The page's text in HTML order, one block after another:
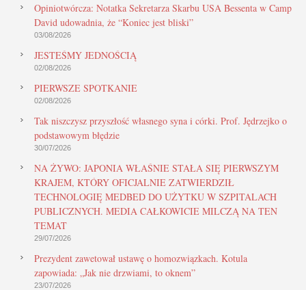
Opiniotwórcza: Notatka Sekretarza Skarbu USA Bessenta w Camp
David udowadnia, że “Koniec jest bliski”
03/08/2026
JESTEŚMY JEDNOŚCIĄ
02/08/2026
PIERWSZE SPOTKANIE
02/08/2026
Tak niszczysz przyszłość własnego syna i córki. Prof. Jędrzejko o
podstawowym błędzie
30/07/2026
NA ŻYWO: JAPONIA WŁAŚNIE STAŁA SIĘ PIERWSZYM
KRAJEM, KTÓRY OFICJALNIE ZATWIERDZIŁ
TECHNOLOGIĘ MEDBED DO UŻYTKU W SZPITALACH
PUBLICZNYCH. MEDIA CAŁKOWICIE MILCZĄ NA TEN
TEMAT
29/07/2026
Prezydent zawetował ustawę o homozwiązkach. Kotula
zapowiada: „Jak nie drzwiami, to oknem”
23/07/2026